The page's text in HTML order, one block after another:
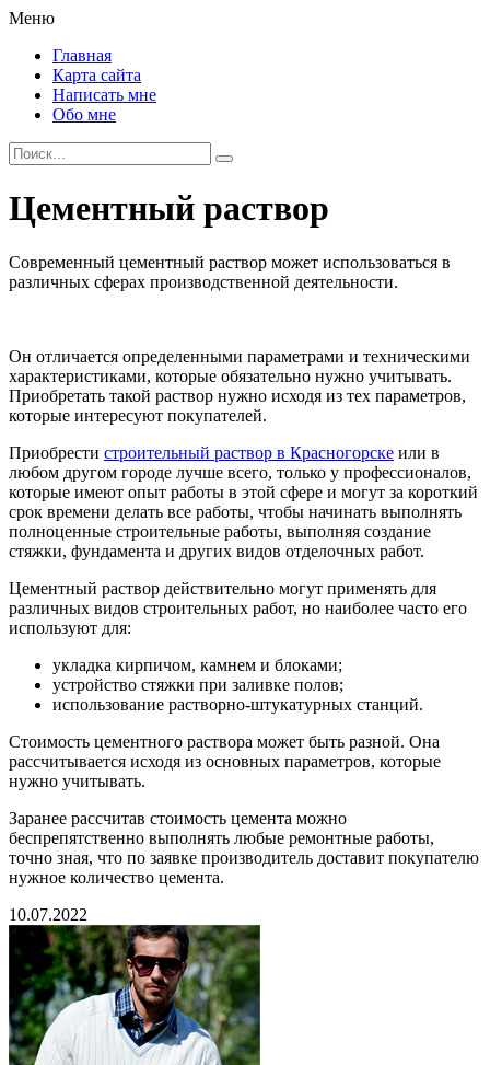
Меню
Главная
Карта сайта
Написать мне
Обо мне
Цементный раствор
Современный цементный раствор может использоваться в
различных сферах производственной деятельности.
Он отличается определенными параметрами и техническими
характеристиками, которые обязательно нужно учитывать.
Приобретать такой раствор нужно исходя из тех параметров,
которые интересуют покупателей.
Приобрести строительный раствор в Красногорске или в
любом другом городе лучше всего, только у профессионалов,
которые имеют опыт работы в этой сфере и могут за короткий
срок времени делать все работы, чтобы начинать выполнять
полноценные строительные работы, выполняя создание
стяжки, фундамента и других видов отделочных работ.
Цементный раствор действительно могут применять для
различных видов строительных работ, но наиболее часто его
используют для:
укладка кирпичом, камнем и блоками;
устройство стяжки при заливке полов;
использование растворно-штукатурных станций.
Стоимость цементного раствора может быть разной. Она
рассчитывается исходя из основных параметров, которые
нужно учитывать.
Заранее рассчитав стоимость цемента можно
беспрепятственно выполнять любые ремонтные работы,
точно зная, что по заявке производитель доставит покупателю
нужное количество цемента.
10.07.2022